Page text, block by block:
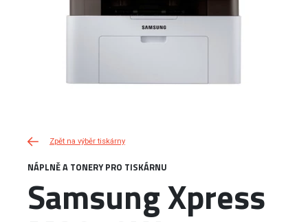
Zpět na výběr tiskárny
NÁPLNĚ A TONERY PRO TISKÁRNU
Samsung Xpress